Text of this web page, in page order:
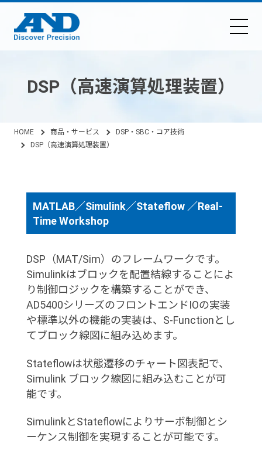
DSP（高速演算処理装置）
HOME 商品・サービス
DSP・SBC・コア技術
DSP（高速演算処理装置）
MATLAB／Simulink／Stateflow ／Real-
Time Workshop
DSP（MAT/Sim）のフレームワークです。
Simulinkはブロックを配置結線することによ
り制御ロジックを構築することができ、
AD5400シリーズのフロントエンドIOの実装
や標準以外の機能の実装は、S-Functionとし
てブロック線図に組み込めます。
Stateflowは状態遷移のチャート図表記で、
Simulink ブロック線図に組み込むことが可
能です。
SimulinkとStateflowによりサーボ制御とシ
ーケンス制御を実現することが可能です。